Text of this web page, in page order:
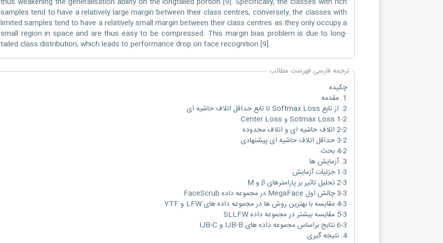
samples tend to have a relatively large margin between their class centres; conversely, the classes with
limited samples tend to have a relatively small margin between their class centres as they only occupy a
small region in space and are thus easy to be compressed. This margin bias problem is due to long-
tailed class distribution, which leads to performance drop on face recognition [9].
ترجمه فارسی فهرست مطالب
چکیده
1. مقدمه
2. از تابع Softmax Loss تا تابع حداقل اتلاف حاشیه ای
1-2 Sotmax Loss و Center Loss
2-2 اتلاف حاشیه ای و اتلاف محدوده
3-2 حداقل اتلاف حاشیه ای پیشنهادی
4-2 بحث
3. آزمایش ها
1-3 جزئیات آزمایش
2-3 تحلیل تاثیر بر پارامترهای β و M
3-3 چالش اول MegaFace در مجموعه داده FaceScrub
4-3 مقایسه با بهترین روش ها در مجموعه داده های LFW و YTF
5-3 مقایسه بیشتر در مجموعه داده SLLFW
6-3 نتایج براساس مجموعه داده های IJB-B و IJB-C
4. نتیجه گیری